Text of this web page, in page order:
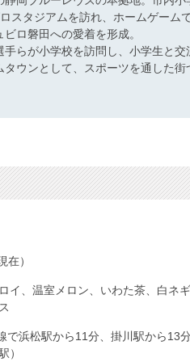
スタジアムを訪れ、ホームゲーム
ロ磐田への愛着を形成。
らが小学校を訪問し、小学生と交
ウンとして、スポーツを通した街
在）
イ、温室メロン、いわた茶、白ネギ
で浜松駅から11分、掛川駅から13
）